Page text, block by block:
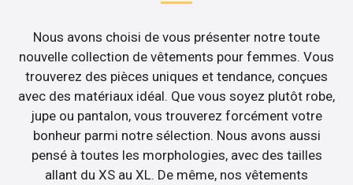
Nous avons choisi de vous présenter notre toute
nouvelle collection de vêtements pour femmes. Vous
trouverez des pièces uniques et tendance, conçues
avec des matériaux idéal. Que vous soyez plutôt robe,
jupe ou pantalon, vous trouverez forcément votre
bonheur parmi notre sélection. Nous avons aussi
pensé à toutes les morphologies, avec des tailles
allant du XS au XL. De même, nos vêtements